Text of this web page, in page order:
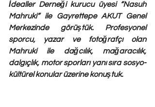
İdealler Derneği kurucu üyesi “Nasuh
Mahruki” ile Gayrettepe AKUT Genel
Merkezinde görüştük. Profesyonel
sporcu, yazar ve fotoğrafçı olan
Mahruki ile dağcılık, mağaracılık,
dalgıçlık, motor sporları yanı sıra sosyo-
kültürel konular üzerine konuştuk.